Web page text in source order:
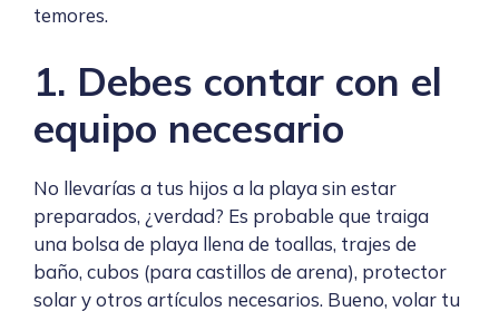
temores.
1. Debes contar con el
equipo necesario
No llevarías a tus hijos a la playa sin estar
preparados, ¿verdad? Es probable que traiga
una bolsa de playa llena de toallas, trajes de
baño, cubos (para castillos de arena), protector
solar y otros artículos necesarios. Bueno, volar tu